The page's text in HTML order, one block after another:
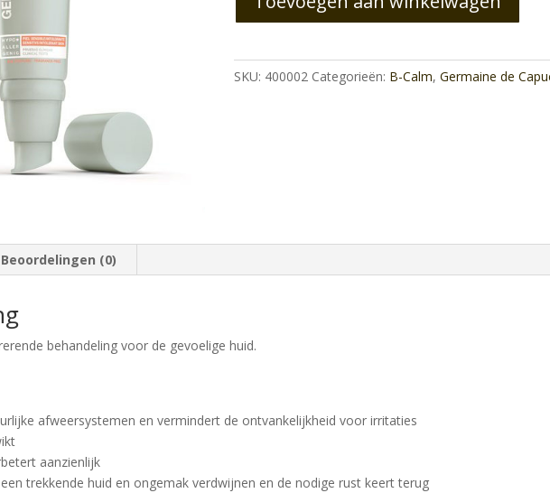
Cream
SKU: 400002 Categorieën: B-Calm,Germaine de
Beoordelingen (0)
behandeling voor de gevoelige huid.
afweersystemen en vermindert de ontvankelijkheid voor irritaties
aanzienlijk
trekkende huid en ongemak verdwijnen en de nodige rust keert terug